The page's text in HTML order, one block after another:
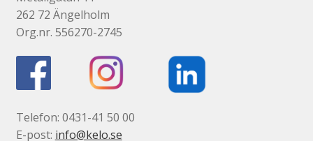
Gravyr till industrin
Ljus/LED/Profilskyltar
Stolpskyltar och pyloner i Skåne
Skyltsystem
262 72 Ängelholm
Org.nr. 556270-2745
Telefon: 0431-41 50 00
E-post: info@kelo.se